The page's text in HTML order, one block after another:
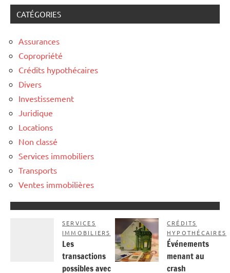
CATÉGORIES
Assurances
Copropriété
Crédits hypothécaires
Divers
Investissement
Juridique
Locations
Non classé
Services immobiliers
Transports
Ventes immobilières
SERVICES
IMMOBILIERS
Les
transactions
possibles avec
CRÉDITS
HYPOTHÉCAIRES
Événements
menant au
crash